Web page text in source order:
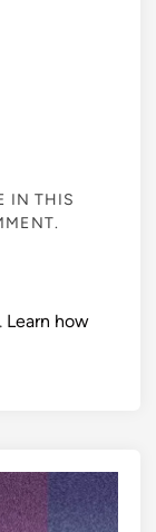
IN THIS
Learn how